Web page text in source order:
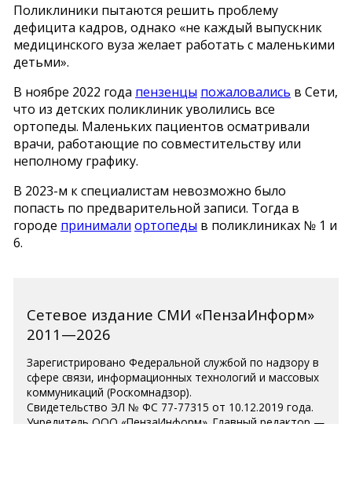
Поликлиники пытаются решить проблему
дефицита кадров, однако «не каждый выпускник
медицинского вуза желает работать с маленькими
детьми».
В ноябре 2022 года пензенцы пожаловались в Сети,
что из детских поликлиник уволились все
ортопеды. Маленьких пациентов осматривали
врачи, работающие по совместительству или
неполному графику.
В 2023-м к специалистам невозможно было
попасть по предварительной записи. Тогда в
городе принимали ортопеды в поликлиниках № 1 и
6.
Сетевое издание СМИ «ПензаИнформ»
2011—2026
Зарегистрировано Федеральной службой по надзору в
сфере связи, информационных технологий и массовых
коммуникаций (Роскомнадзор).
Свидетельство ЭЛ № ФС 77-77315 от 10.12.2019 года.
Учредитель ООО «ПензаИнформ». Главный редактор —